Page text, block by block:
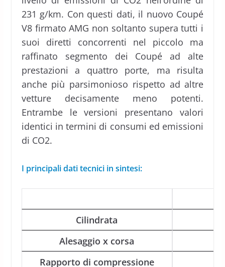
231 g/km. Con questi dati, il nuovo Coupé
V8 firmato AMG non soltanto supera tutti i
suoi diretti concorrenti nel piccolo ma
raffinato segmento dei Coupé ad alte
prestazioni a quattro porte, ma risulta
anche più parsimonioso rispetto ad altre
vetture decisamente meno potenti.
Entrambe le versioni presentano valori
identici in termini di consumi ed emissioni
di CO2.
I principali dati tecnici in sintesi:
Cilindrata
Alesaggio x corsa
Rapporto di compressione